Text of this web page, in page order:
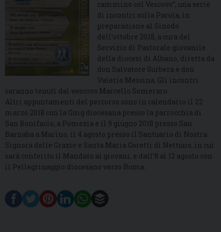
cammino col Vescovo”, una serie
di incontri sulla Parola, in
preparazione al Sinodo
dell’ottobre 2018, a cura del
Servizio di Pastorale giovanile
della diocesi di Albano, diretta da
don Salvatore Surbera e don
Valerio Messina. Gli incontri
saranno tenuti dal vescovo Marcello Semeraro.
Altri appuntamenti del percorso sono in calendario il 22
marzo 2018 con la Gmg diocesana presso la parrocchia di
San Bonifacio, a Pomezia e il 9 giugno 2018 presso San
Barnaba a Marino, il 4 agosto presso il Santuario di Nostra
Signora delle Grazie e Santa Maria Goretti di Nettuno, in cui
sarà conferito il Mandato ai giovani, e dall’8 al 12 agosto con
il Pellegrinaggio diocesano verso Roma.